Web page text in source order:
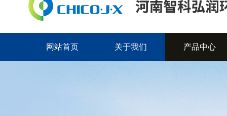
网站首页 关于我们 产品中心